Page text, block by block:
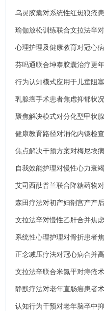
观察.
乌灵胶囊对系统性红斑狼疮
瑜伽放松训练联合文拉法辛
心理护理及健康教育对冠心
析.
芬吗通联合坤泰胶囊治疗更
响.
行为认知模式应用于儿童阻
效果及对睡眠质量影响.
乳腺癌手术患者焦虑抑郁状
聚焦解决模式对分化型甲状
自护能力及疼痛程度的影响.
健康教育路径对消化内镜检
焦点解决干预方案对梅尼埃
的影响.
自我效能护理对慢性心力衰
艾司西酞普兰联合降糖药物
制效果及焦虑抑郁状态的影
森田疗法对初产妇剖宫产产
响.
文拉法辛对慢性乙肝合并焦
响.
系统性心理护理对骨折患者
正念减压疗法对冠心病合并
管事件发生率的影响.
文拉法辛联合米氮平对痔疮
响.
静默疗法对老年直肠癌患者
认知行为干预对老年脑卒中